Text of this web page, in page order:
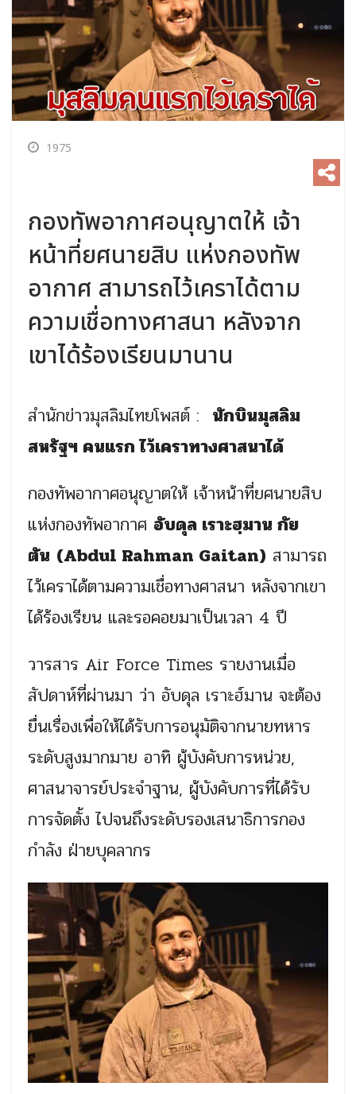
1975
กองทัพอากาศอนุญาตให้ เจ้า
หน้าที่ยศนายสิบ แห่งกองทัพ
อากาศ สามารถไว้เคราได้ตาม
ความเชื่อทางศาสนา หลังจาก
เขาได้ร้องเรียนมานาน
สำนักข่าวมุสลิมไทยโพสต์ : นักบินมุสลิม
สหรัฐฯ คนแรก ไว้เคราทางศาสนาได้
กองทัพอากาศอนุญาตให้ เจ้าหน้าที่ยศนายสิบ
แห่งกองทัพอากาศ อับดุล เราะฮฺมาน กัย
ตัน (Abdul Rahman Gaitan) สามารถ
ไว้เคราได้ตามความเชื่อทางศาสนา หลังจากเขา
ได้ร้องเรียน และรอคอยมาเป็นเวลา 4 ปี
วารสาร Air Force Times รายงานเมื่อ
สัปดาห์ที่ผ่านมา ว่า อับดุล เราะฮ์มาน จะต้อง
ยื่นเรื่องเพื่อให้ได้รับการอนุมัติจากนายทหาร
ระดับสูงมากมาย อาทิ ผู้บังคับการหน่วย,
ศาสนาจารย์ประจำฐาน, ผู้บังคับการที่ได้รับ
การจัดตั้ง ไปจนถึงระดับรองเสนาธิการกอง
กำลัง ฝ่ายบุคลากร